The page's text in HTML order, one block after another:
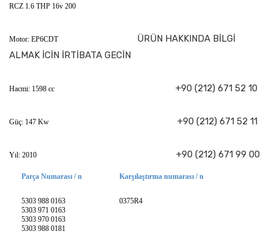
RCZ 1.6 THP 16v 200
Motor: EP6CDT ÜRÜN HAKKINDA BİLGİ
ALMAK İCİN İRTİBATA GECİN
Hacmi: 1598 cc +90 (212) 671 52 10
Güç: 147 Kw +90 (212) 671 52 11
Yıl: 2010 +90 (212) 671 99 00
Parça Numarası / n
5303 988 0163
5303 971 0163
5303 970 0163
5303 988 0181
Karşılaştırma numarası / n
0375R4